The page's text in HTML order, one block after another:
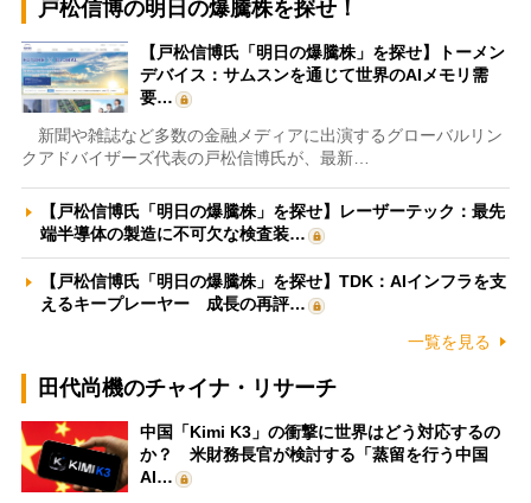
戸松信博の明日の爆騰株を探せ！
【戸松信博氏「明日の爆騰株」を探せ】トーメン
デバイス：サムスンを通じて世界のAIメモリ需
要…
新聞や雑誌など多数の金融メディアに出演するグローバルリン
クアドバイザーズ代表の戸松信博氏が、最新…
【戸松信博氏「明日の爆騰株」を探せ】レーザーテック：最先
端半導体の製造に不可欠な検査装…
【戸松信博氏「明日の爆騰株」を探せ】TDK：AIインフラを支
えるキープレーヤー 成長の再評…
一覧を見る
田代尚機のチャイナ・リサーチ
中国「Kimi K3」の衝撃に世界はどう対応するの
か？ 米財務長官が検討する「蒸留を行う中国
AI…